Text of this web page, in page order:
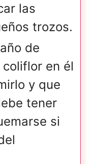
las
trozos.
de
en él
y que
tener
si